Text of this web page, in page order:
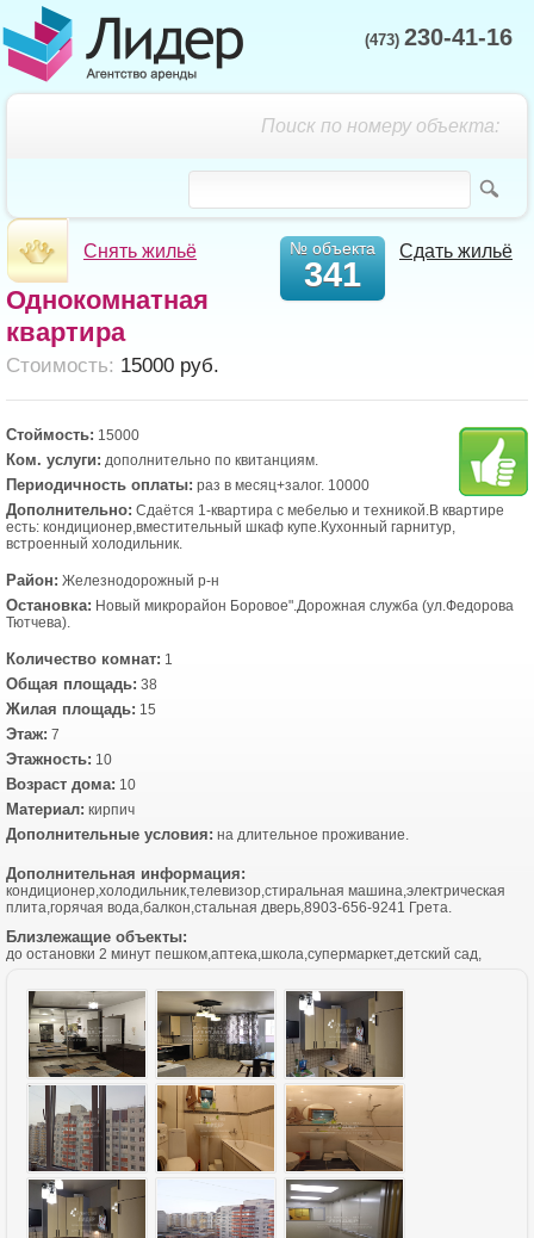
(473) 230-41-16
Поиск по номеру объекта:
Снять жильё Сдать жильё
№ объекта
341
Однокомнатная
квартира
Cтоимость: 15000 руб.
Стоймость: 15000
Ком. услуги: дополнительно по квитанциям.
Периодичность оплаты: раз в месяц+залог. 10000
Дополнительно: Сдаётся 1-квартира с мебелью и техникой.В квартире
есть: кондиционер,вместительный шкаф купе.Кухонный гарнитур,
встроенный холодильник.
Район: Железнодорожный р-н
Остановка: Новый микрорайон Боровое".Дорожная служба (ул.Федорова
Тютчева).
Количество комнат: 1
Общая площадь: 38
Жилая площадь: 15
Этаж: 7
Этажность: 10
Возраст дома: 10
Материал: кирпич
Дополнительные условия: на длительное проживание.
Дополнительная информация:
кондиционер,холодильник,телевизор,стиральная машина,электрическая
плита,горячая вода,балкон,стальная дверь,8903-656-9241 Грета.
Близлежащие объекты:
до остановки 2 минут пешком,аптека,школа,супермаркет,детский сад,